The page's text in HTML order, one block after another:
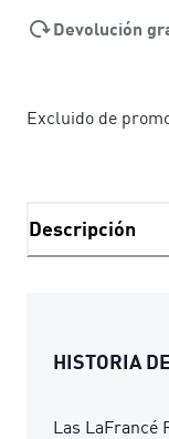
Devolución
Excluido de
Descripción
HISTORIA
Las LaFrancé